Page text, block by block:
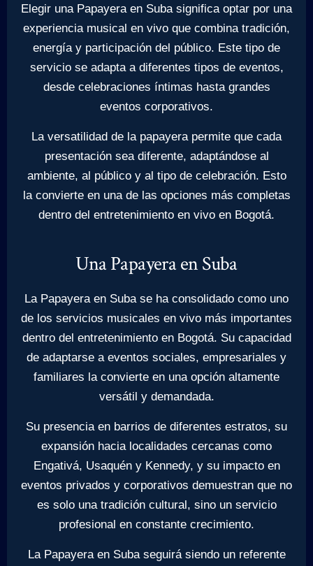
Elegir una Papayera en Suba significa optar por una
experiencia musical en vivo que combina tradición,
energía y participación del público. Este tipo de
servicio se adapta a diferentes tipos de eventos,
desde celebraciones íntimas hasta grandes
eventos corporativos.
La versatilidad de la papayera permite que cada
presentación sea diferente, adaptándose al
ambiente, al público y al tipo de celebración. Esto
la convierte en una de las opciones más completas
dentro del entretenimiento en vivo en Bogotá.
Una Papayera en Suba
La Papayera en Suba se ha consolidado como uno
de los servicios musicales en vivo más importantes
dentro del entretenimiento en Bogotá. Su capacidad
de adaptarse a eventos sociales, empresariales y
familiares la convierte en una opción altamente
versátil y demandada.
Su presencia en barrios de diferentes estratos, su
expansión hacia localidades cercanas como
Engativá, Usaquén y Kennedy, y su impacto en
eventos privados y corporativos demuestran que no
es solo una tradición cultural, sino un servicio
profesional en constante crecimiento.
La Papayera en Suba seguirá siendo un referente